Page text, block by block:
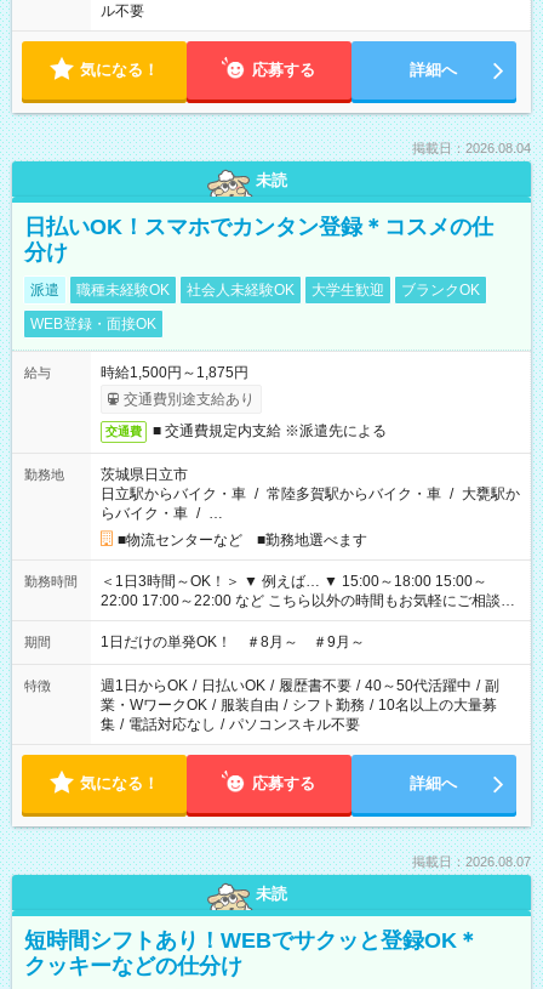
ル不要
気になる！ 応募する 詳細へ
掲載日：2026.08.04
未読
日払いOK！スマホでカンタン登録＊コスメの仕
分け
派遣 職種未経験OK 社会人未経験OK 大学生歓迎
ブランクOK
WEB登録・面接OK
給与
時給1,500円～1,875円
交通費別途支給あり
交通費 ■ 交通費規定内支給 ※派遣先による
勤務地
茨城県日立市
日立駅からバイク・車 / 常陸多賀駅からバイク・車 / 大甕駅か
らバイク・車 / …
■物流センターなど ■勤務地選べます
勤務時間
＜1日3時間～OK！＞ ▼ 例えば… ▼ 15:00～18:00 15:00～
22:00 17:00～22:00 など こちら以外の時間もお気軽にご相談く
ださい！
期間 1日だけの単発OK！ ＃8月～ ＃9月～
特徴 週1日からOK / 日払いOK / 履歴書不要 / 40～50代活躍中 / 副
業・WワークOK / 服装自由 / シフト勤務 / 10名以上の大量募
集 / 電話対応なし / パソコンスキル不要
気になる！ 応募する 詳細へ
掲載日：2026.08.07
未読
短時間シフトあり！WEBでサクッと登録OK＊
クッキーなどの仕分け